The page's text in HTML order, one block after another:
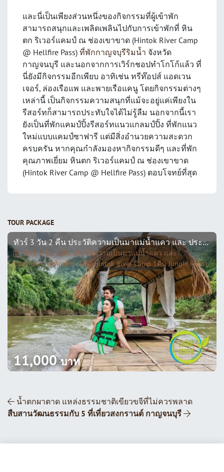
และนี่เป็นเพียงส่วนหนึ่งของกิจกรรมที่ผู้เข้าพัก
สามารถสนุกและเพลิดเพลินไปกับการเข้าพักที่ หิน
ตก ริเวอร์แคมป์ ณ ช่องเขาขาด (Hintok River Camp
@ Hellfire Pass) ที่พักกาญจบุรีริมน้ำ จังหวัด
กาญจนบุรี และนอกจากการเวิร์กชอปทำโกโก้แล้ว ที่
นี่ยังมีกิจกรรมอีกเพียบ อาทิเช่น ทรีท๊อปส์ แอดเวน
เจอร์, ล่องเรือแพ และพายเรือแคนู โดยกิจกรรมต่างๆ
เหล่านี้ เป็นกิจกรรมความสนุกที่แม้จะอยู่แค่เพียงใน
รีสอร์ทก็สามารถประทับใจได้ไม่รู้ลืม นอกจากนี้เรา
ยังเป็นที่พักแคมป์ปิ้งรีสอร์ทแนวแกลมป์ปิ้ง ที่พักแนว
ใหม่แบบแคมป์ซาฟารี แต่มีสิ่งอำนวยความสะดวก
ครบครัน หากคุณกำลังมองหากิจกรรมดีๆ และที่พัก
คุณภาพเยี่ยม หินตก ริเวอร์แคมป์ ณ ช่องเขาขาด
(Hintok River Camp @ Hellfire Pass) ตอบโจทย์ที่สุด
TOUR PACKAGE
ทัวร์ 3 วัน 2 คืน ประวัติความเป็นมาแม่น้ำแคว และ ประสบการณ์ท้องถิ่น (1คืน HINTOK RIVER CAMP 1คืน JUNGLE RAFTS)
ทัวร์ 3 วัน 2 คืน ประวัติความเป็นมาแม่น้ำแคว และ
ประสบการณ์ท้องถิ่น (1คืน Hintok River Camp 1คืน Jungle Rafts)
11,000บาท
ส่วนนำทางโพสต์
น้ำตกผาตาด แหล่งธรรมชาติเขียวขจีที่ไม่ควรพลาด
สืบสานวัฒนธรรมกับ 5 ที่เที่ยวสงกรานต์ กาญจนบุรี